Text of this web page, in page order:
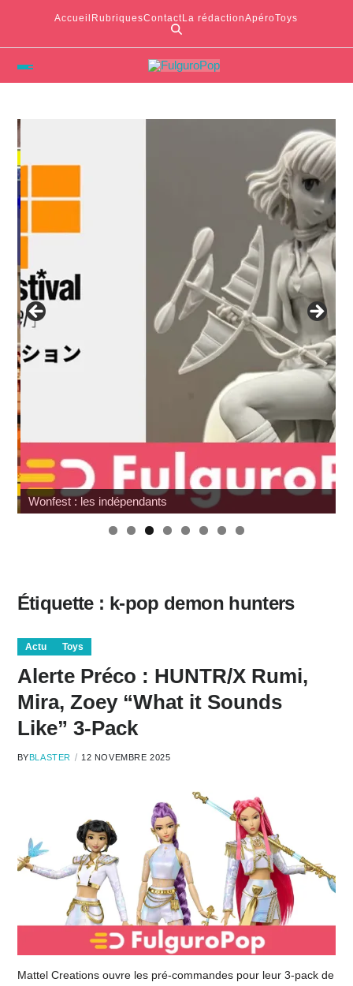
Accueil RubriquesContactLa rédactionApéroToys
Wonfest : les indépendants
Étiquette : k-pop demon hunters
Actu Toys
Alerte Préco : HUNTR/X Rumi,
Mira, Zoey “What it Sounds
Like” 3-Pack
BYBLASTER 12 NOVEMBRE 2025
Mattel Creations ouvre les pré-commandes pour leur 3-pack de